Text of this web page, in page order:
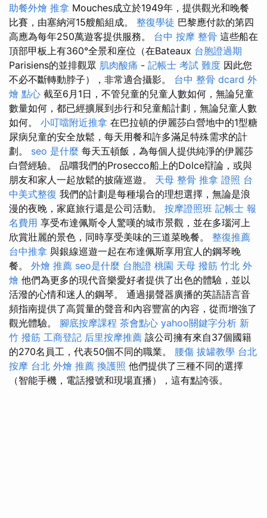
助餐外燴 推拿 Mouches成立於1949年，提供觀光和晚餐
比賽，由塞納河15艘船組成。 整復學徒 巴黎應付款的第四
高應為每年250萬遊客提供服務。 台中 按摩 整骨 這些船在
頂部甲板上有360°全景和座位（在Bateaux 台胞證過期
Parisiens的並排觀眾 肌肉酸痛 - 記帳士 考試 難度 因此您
不必不斷轉動脖子），非常適合攝影。 台中 整骨 dcard 外
燴 點心 截至6月1日，不管兒童的兒童人數如何，無論兒童
數量如何，都已經擴展到步行和兒童船計劃，無論兒童人數
如何。 小叮噹附近推拿 在巴拉頓的伊麗莎白營地中的1型糖
尿病兒童的安全放鬆，每天用餐和許多滿足特殊需求的計
劃。 seo 是什麼 每天五頓飯，為每個人提供純淨的伊麗莎
白營經驗。 品嚐我們的Prosecco船上的Dolce辯論，或與
朋友和家人一起放鬆的披薩巡遊。 天母 整骨 推拿 證照 台
中美式整復 我們的計劃是每種場合的理想選擇，無論是浪
漫的夜晚，家庭旅行還是公司活動。 按摩證照班 記帳士 報
名費用 享受布達佩斯令人驚嘆的城市景觀，並在多瑙河上
欣賞壯麗的景色，同時享受美味的三道菜晚餐。 整復推薦
台中推拿 與銀線巡遊一起在布達佩斯享用宜人的鋼琴晚
餐。 外燴 推薦 seo是什麼 台胞證 桃園 天母 撥筋 竹北 外
燴 他們為更多的現代音樂愛好者提供了出色的體驗，並以
活潑的心情和迷人的鋼琴。 通過揚聲器廣播的英語語言音
頻指南提供了高質量的聲音和內容豐富的內容，從而增強了
觀光體驗。 腳底按摩課程 茶會點心 yahoo關鍵字分析 新
竹 撥筋 工商登記 后里按摩推薦 該公司擁有來自37個國籍
的270名員工，代表50個不同的職業。 腰傷 拔罐教學 台北
按摩 台北 外燴 推薦 換護照 他們提供了三種不同的選擇
（智能手機，電話撥號和現場直播），這有點誇張。